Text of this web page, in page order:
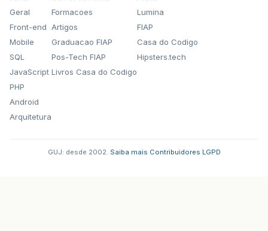
Geral
Front-end
Mobile
SQL
JavaScript
PHP
Android
Arquitetura
Formacoes
Artigos
Graduacao FIAP
Pos-Tech FIAP
Livros Casa do Codigo
Lumina
FIAP
Casa do Codigo
Hipsters.tech
GUJ: desde 2002. Saiba mais Contribuidores LGPD